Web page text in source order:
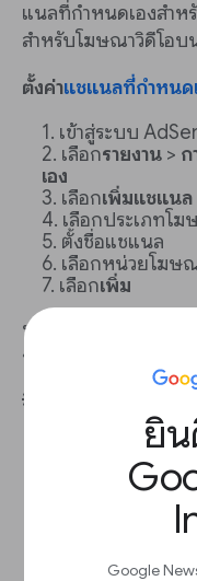
ยิ
Google
แนลที่กำหนดเองสำ
สำหรับโฆษณาวิดีโอบ
ตั้งค่าแชแนลที่กำหนด
เข้าสู่ระบบ
เลือกรายงาน > ก
เอง
เลือกเพิ่มแชแนล
เลือกประเภทโ
ตั้งชื่อแชแนล
เลือกหน่วยโฆษ
เลือกเพิ่ม
หากต้องการดูรายงาน
กำหนดเอง
💡 แนวทางปฏิบัติแนะ
ประเมินพื้นที่
บนหน้า
สร้างแชแนล
เห็นได้ เช่น
ตั้งชื่อและใส่ค
แนลเพื่อดึงดู